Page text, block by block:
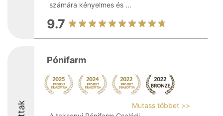
számára kényelmes és ...
9.7
Pónifarm
Mutass többet >>